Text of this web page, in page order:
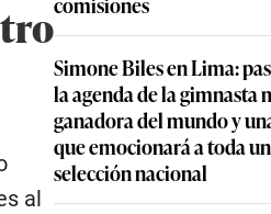
al
Simone Biles en Lima:
la agenda de la gimnasta
ganadora del mundo y
que emocionará a toda
selección nacional